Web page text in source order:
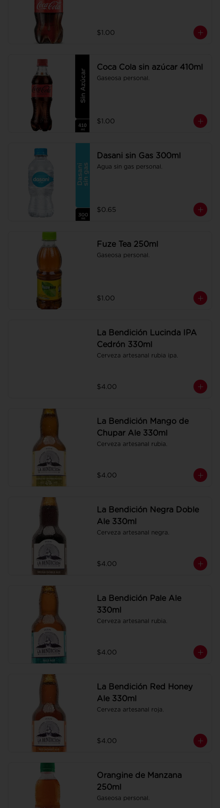
$1.00
Coca Cola sin azúcar 410ml
Gaseosa personal.
$1.00
Dasani sin Gas 300ml
Agua sin gas personal.
$0.65
Fuze Tea 250ml
Gaseosa personal.
$1.00
La Bendición Lucinda IPA
Cedrón 330ml
Cerveza artesanal rubia ipa.
$4.00
La Bendición Mango de
Chupar Ale 330ml
Cerveza artesanal rubia.
$4.00
La Bendición Negra Doble
Ale 330ml
Cerveza artesanal negra.
$4.00
La Bendición Pale Ale
330ml
Cerveza artesanal rubia.
$4.00
La Bendición Red Honey
Ale 330ml
Cerveza artesanal roja.
$4.00
Orangine de Manzana
250ml
Gaseosa personal.